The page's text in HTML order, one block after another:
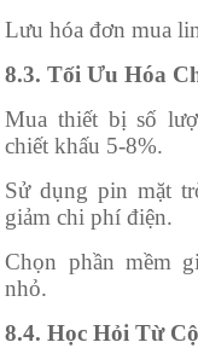
Lưu hóa đơn mua
8.3. Tối Ưu Hóa
Mua thiết bị số
chiết khấu 5-8%.
Sử dụng pin mặt
giảm chi phí điện.
Chọn phần mềm
nhỏ.
8.4. Học Hỏi Từ